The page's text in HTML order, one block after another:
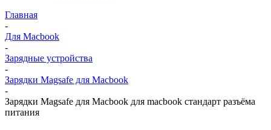
Главная
-
Для Macbook
-
Зарядные устройства
-
Зарядки Magsafe для Macbook
-
Зарядки Magsafe для Macbook для macbook стандарт разъёма
питания